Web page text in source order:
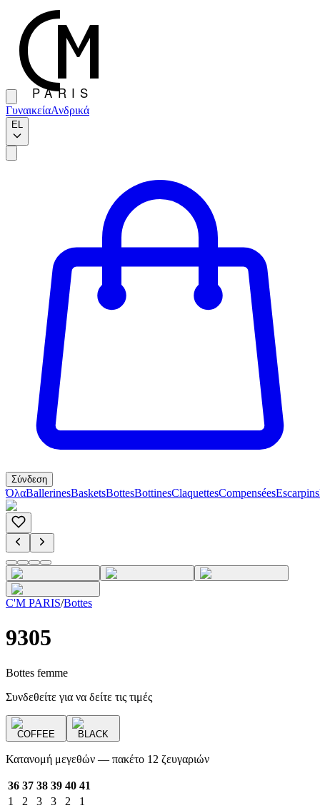
ΓυναικείαΑνδρικά
EL
Σύνδεση
ΌλαBallerinesBasketsBottesBottinesClaquettesCompenséesEscarpins
C'M PARIS/Bottes
9305
Bottes femme
Συνδεθείτε για να δείτε τις τιμές
COFFEE BLACK
Κατανομή μεγεθών — πακέτο 12 ζευγαριών
36 37 38 39 40 41
1
2 3 3 2 1